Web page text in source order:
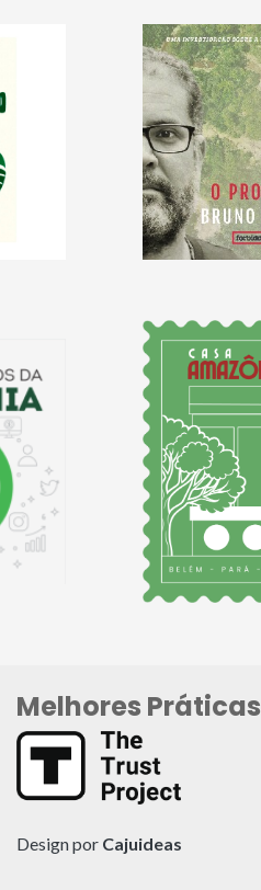
Melhores Práticas
Design por Cajuideas